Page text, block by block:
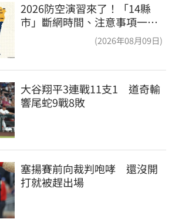
2026防空演習來了！「14縣
市」斷網時間、注意事項一次
(2026年08月09日)
大谷翔平3連戰11支1　道奇輸
響尾蛇9戰8敗
塞揚賽前向裁判咆哮　還沒開
打就被趕出場